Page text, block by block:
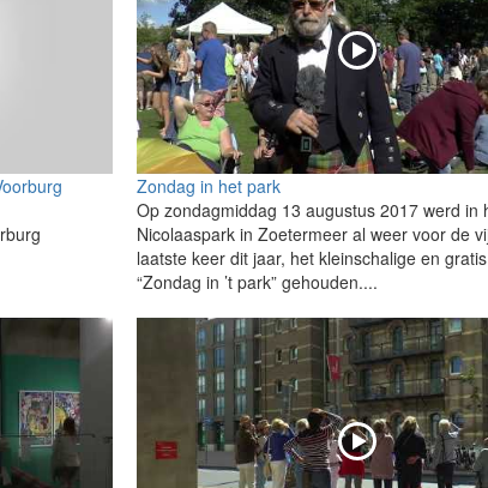
Zondag in het park
Op zondagmiddag 13 augustus 2017 werd in
Nicolaaspark in Zoetermeer al weer voor de
laatste keer dit jaar, het kleinschalige en
“Zondag in ’t park” gehouden....